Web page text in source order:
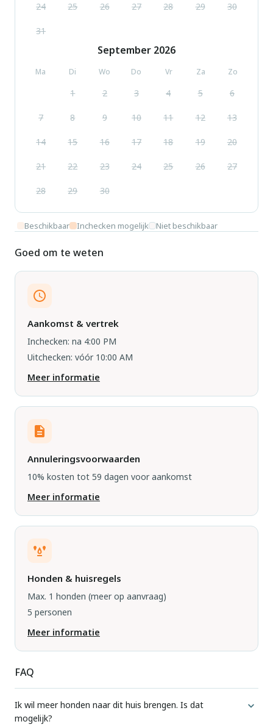
24 25 26 27 28 29 30
31
September 2026
Ma Di Wo Do Vr Za Zo
1 2 3 4 5 6
7 8 9 10 11 12 13
14 15 16 17 18 19 20
21 22 23 24 25 26 27
28 29 30
Beschikbaar Inchecken mogelijk Niet beschikbaar
Goed om te weten
Aankomst & vertrek
Inchecken: na 4:00 PM
Uitchecken: vóór 10:00 AM
Meer informatie
Annuleringsvoorwaarden
10% kosten tot 59 dagen voor aankomst
Meer informatie
Honden & huisregels
Max. 1 honden (meer op aanvraag)
5 personen
Meer informatie
FAQ
Ik wil meer honden naar dit huis brengen. Is dat
mogelijk?